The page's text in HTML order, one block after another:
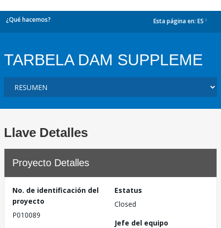
¿Qué hacemos? Esta página en: ES
TARBELA DAM SUPPLEME
Llave Detalles
Proyecto Detalles
No. de identificación del
proyecto
P010089
Estatus
Closed
Jefe del equipo